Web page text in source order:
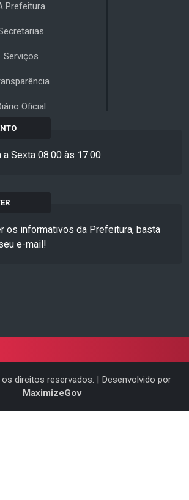
Prefeitura
Serviços
Oficial
a Sexta 08:00 às 17:00
os informativos da Prefeitura, basta
e-mail!
direitos reservados. | Desenvolvido por
MaximizeGov